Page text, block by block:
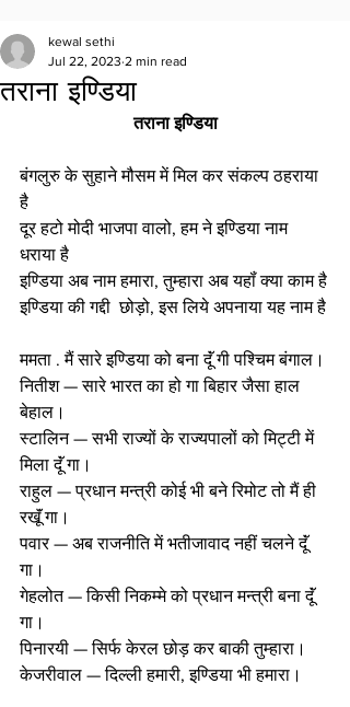
तराना इण्डिया
kewal sethi
Jul 22, 2023 2 min read
तराना इण्डिया
बंगलुरु के सुहाने मौसम में मिल कर संकल्प ठहराया
है
दूर हटो मोदी भाजपा वालो, हम ने इण्डिया नाम
धराया है
इण्डिया अब नाम हमारा, तुम्हारा अब यहॉं क्या काम है
इण्डिया की गद्दी  छोड़ो, इस लिये अपनाया यह नाम है
ममता . मैं सारे इण्डिया को बना दूॅं गी पश्चिम बंगाल।
नितीश — सारे भारत का हो गा बिहार जैसा हाल
बेहाल।
स्टालिन — सभी राज्यों के राज्यपालों को मिट्टी में
मिला दूॅं गा।
राहुल — प्रधान मन्त्री कोई भी बने रिमोट तो मैं ही
रखूॅं गा।
पवार — अब राजनीति में भतीजावाद नहीं चलने दूॅं
गा।
गेहलोत — किसी निकम्मे को प्रधान मन्त्री बना दूॅं
गा।
पिनारयी — सिर्फ केरल छोड़ कर बाकी तुम्हारा।
केजरीवाल — दिल्ली हमारी, इण्डिया भी हमारा।